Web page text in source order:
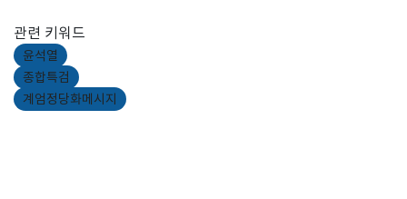
관련 키워드
윤석열
종합특검
계엄정당화메시지